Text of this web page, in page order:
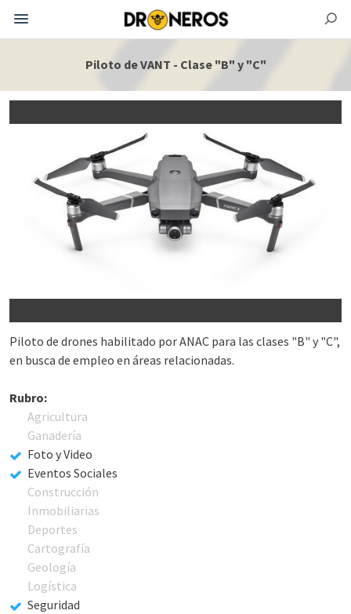
Piloto de VANT - Clase "B" y "C"
Piloto de drones habilitado por ANAC para las clases "B" y "C",
en busca de empleo en áreas relacionadas.
Rubro:
Agricultura
Ganadería
Foto y Video
Eventos Sociales
Construcción
Inmobiliarias
Deportes
Cartografía
Geología
Logística
Seguridad